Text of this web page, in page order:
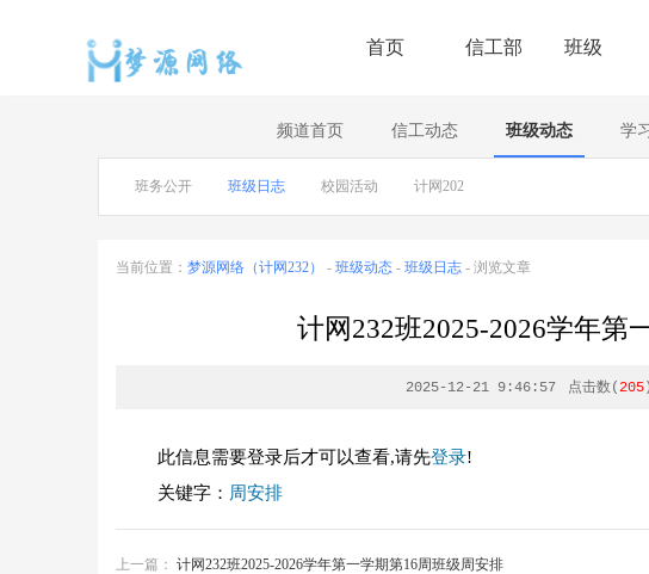
首页 信工部 班级
频道首页 信工动态 班级动态 学
班务公开 班级日志 校园活动 计网202
当前位置： 梦源网络（计网232） - 班级动态 - 班级日志 - 浏览文章
计网232班2025-2026学年第
2025-12-21 9:46:57 点击数(205)
此信息需要登录后才可以查看,请先登录!
关键字： 周安排
上一篇： 计网232班2025-2026学年第一学期第16周班级周安排